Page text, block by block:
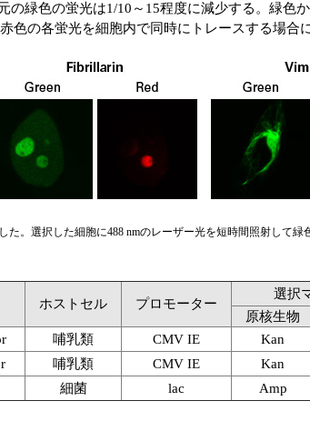
緑色の蛍光は1/10～15程度に減少する。緑色
の各蛍光を細胞内で同時にトレースする場合
。選択した細胞に488 nmのレーザー光を短時間照射して
ホストセル プロモーター
選択
原核生物
哺乳類 CMV IE Kan
哺乳類 CMV IE Kan
細菌 lac Amp